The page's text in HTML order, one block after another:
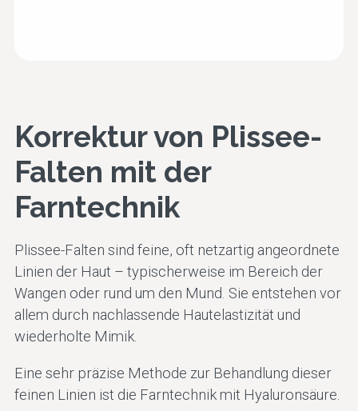
Korrektur von Plissee-
Falten mit der
Farntechnik
Plissee-Falten sind feine, oft netzartig angeordnete
Linien der Haut – typischerweise im Bereich der
Wangen oder rund um den Mund. Sie entstehen vor
allem durch nachlassende Hautelastizität und
wiederholte Mimik.
Eine sehr präzise Methode zur Behandlung dieser
feinen Linien ist die Farntechnik mit Hyaluronsäure.